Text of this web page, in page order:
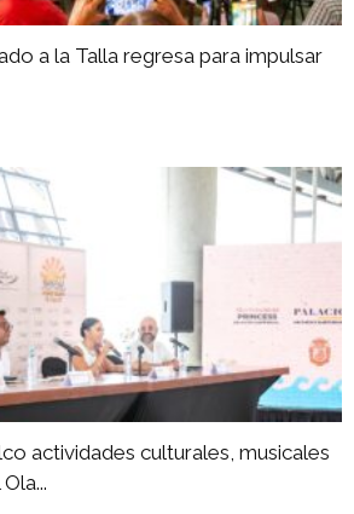
a la Talla regresa para impulsar
actividades culturales, musicales